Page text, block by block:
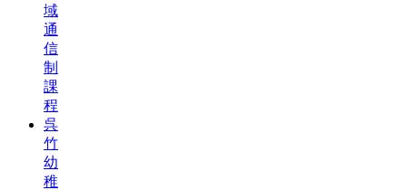
域
通
信
制
課
程
呉
竹
幼
稚